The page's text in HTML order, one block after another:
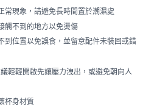
常現象，請避免長時間置於潮濕處
觸不到的地方以免燙傷
到位置以免誤食，並留意配件未裝回或錯
輕輕開啟先讓壓力洩出，或避免朝向人
杯身材質